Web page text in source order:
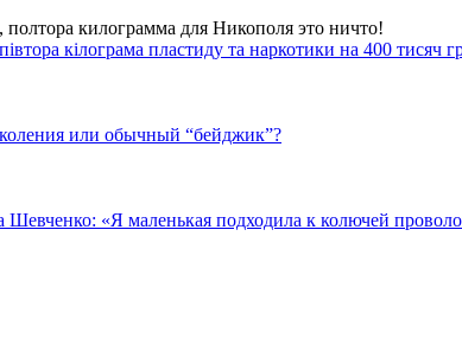
килограмма для Никополя это ничто!
кілограма пластиду та наркотики на 400 тисяч
или обычный “бейджик”?
«Я маленькая подходила к колючей